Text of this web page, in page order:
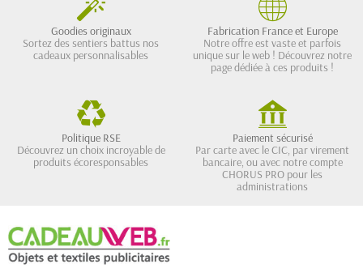
Goodies originaux
Sortez des sentiers battus nos
cadeaux personnalisables
Fabrication France et Europe
Notre offre est vaste et parfois
unique sur le web ! Découvrez notre
page dédiée à ces produits !
Politique RSE
Découvrez un choix incroyable de
produits écoresponsables
Paiement sécurisé
Par carte avec le CIC, par virement
bancaire, ou avec notre compte
CHORUS PRO pour les
administrations